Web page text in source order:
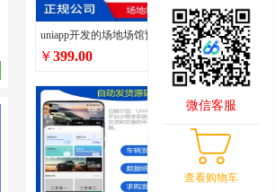
uniapp开发的场地场馆预定小程序源码/篮球兵乓球体育场馆场地预约预定系统/在线包场系统
￥399.00 手 保
微信客服
查看购物车